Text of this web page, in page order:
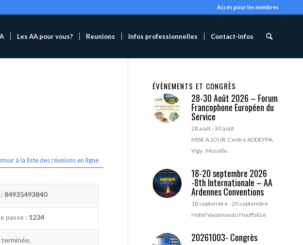
Accès pour les membres
Les AA pour vous? Reunions Infos professionnelles Contact-infos
à la liste des réunions en ligne
84935493840
passe : 1234
terminée.
ÉVÈNEMENTS ET CONGRÈS
28-30 Août 2026 – Forum
Francophone Européen du
Service
28 août-30 août
MISE A JOUR: Centre ADDEPPA,
Vigy , Moselle
18-20 septembre 2026
-8th Internationale – AA
Ardennes Conventions
18 septembre-20 septembre
Hotel Vayamundo Houffalize
20261003- Congrès